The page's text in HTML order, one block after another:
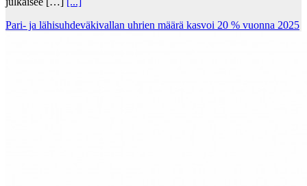
Pari- ja lähisuhdeväkivallan uhrien määrä kasvoi 20 % vuonna 2025